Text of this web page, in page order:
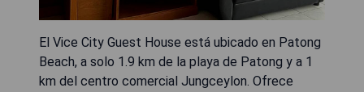
El Vice City Guest House está ubicado en Patong
Beach, a solo 1.9 km de la playa de Patong y a 1
km del centro comercial Jungceylon. Ofrece